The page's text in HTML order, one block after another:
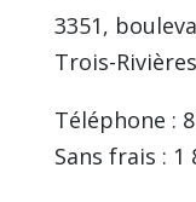
3351,
Trois-
Téléphone :
Sans frais : 1